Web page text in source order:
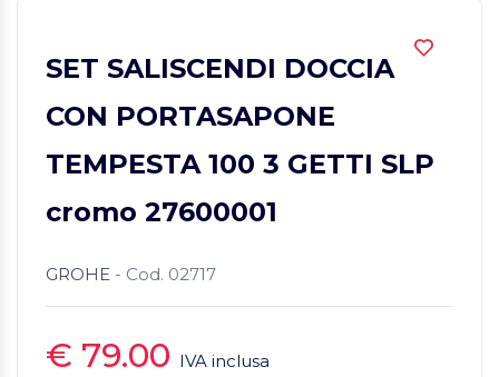
SET SALISCENDI DOCCIA
CON PORTASAPONE
TEMPESTA 100 3 GETTI SLP
cromo 27600001
GROHE - Cod. 02717
€ 79.00 IVA inclusa